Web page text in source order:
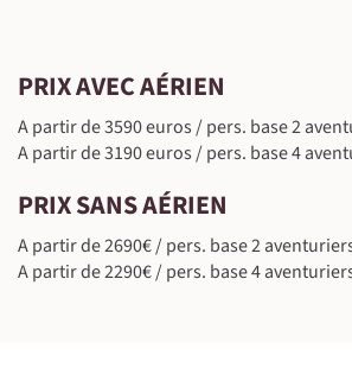
PRIX AVEC AÉRIEN
A partir de 3590 euros / pers. base 2
A partir de 3190 euros / pers. base 4
PRIX SANS AÉRIEN
A partir de 2690€ / pers. base 2
A partir de 2290€ / pers. base 4